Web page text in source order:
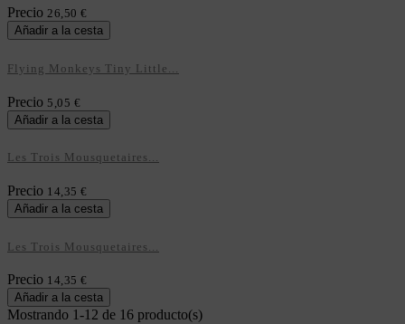
Precio 26,50 €
Añadir a la cesta
Flying Monkeys Tiny Little...
Precio 5,05 €
Añadir a la cesta
Les Trois Mousquetaires...
Precio 14,35 €
Añadir a la cesta
Les Trois Mousquetaires...
Precio 14,35 €
Añadir a la cesta
Mostrando 1-12 de 16 producto(s)